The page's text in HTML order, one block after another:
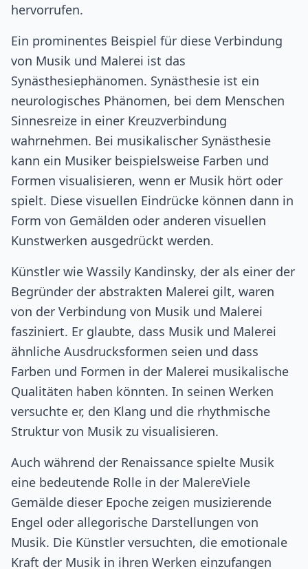
hervorrufen.
Ein prominentes Beispiel für diese Verbindung
von Musik und Malerei ist das
Synästhesiephänomen. Synästhesie ist ein
neurologisches Phänomen, bei dem Menschen
Sinnesreize in einer Kreuzverbindung
wahrnehmen. Bei musikalischer Synästhesie
kann ein Musiker beispielsweise Farben und
Formen visualisieren, wenn er Musik hört oder
spielt. Diese visuellen Eindrücke können dann in
Form von Gemälden oder anderen visuellen
Kunstwerken ausgedrückt werden.
Künstler wie Wassily Kandinsky, der als einer der
Begründer der abstrakten Malerei gilt, waren
von der Verbindung von Musik und Malerei
fasziniert. Er glaubte, dass Musik und Malerei
ähnliche Ausdrucksformen seien und dass
Farben und Formen in der Malerei musikalische
Qualitäten haben könnten. In seinen Werken
versuchte er, den Klang und die rhythmische
Struktur von Musik zu visualisieren.
Auch während der Renaissance spielte Musik
eine bedeutende Rolle in der MalereViele
Gemälde dieser Epoche zeigen musizierende
Engel oder allegorische Darstellungen von
Musik. Die Künstler versuchten, die emotionale
Kraft der Musik in ihren Werken einzufangen